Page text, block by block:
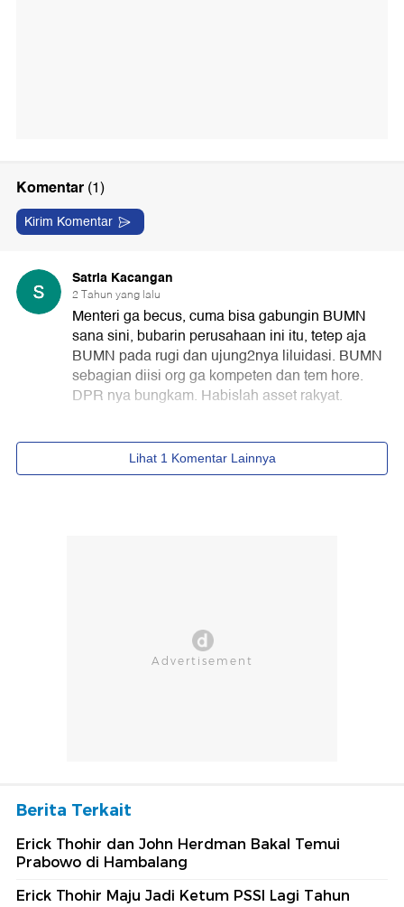
Berita Terkait
Erick Thohir dan John Herdman Bakal Temui
Prabowo di Hambalang
Erick Thohir Maju Jadi Ketum PSSI Lagi Tahun